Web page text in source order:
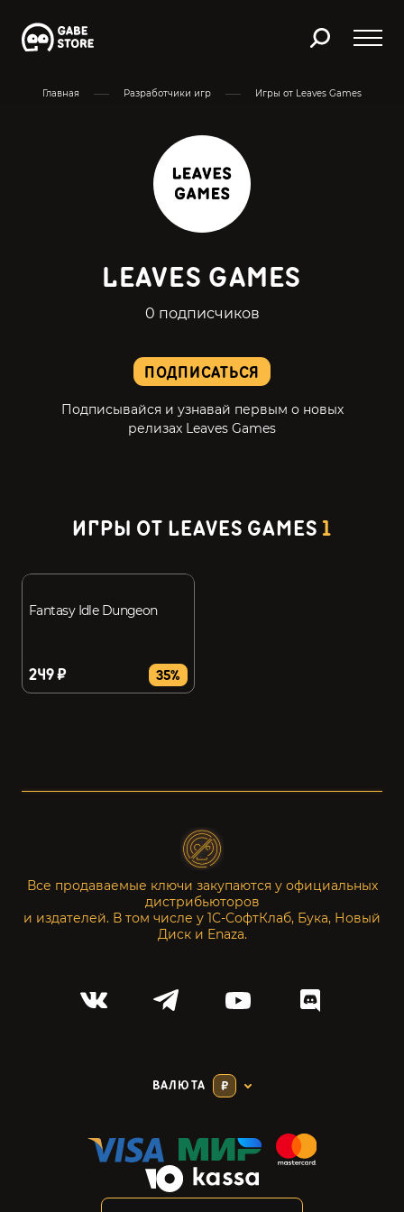
Главная Разработчики игр Игры от Leaves Games
ПОДПИСАТЬСЯ
Подписывайся и узнавай первым о новых
релизах Leaves Games
LEAVES GAMES
0 подписчиков
ИГРЫ ОТ LEAVES GAMES 1
Fantasy Idle Dungeon
249 ₽ 35%
Все продаваемые ключи закупаются у официальных
дистрибьюторов
и издателей. В том числе у 1С-СофтКлаб, Бука, Новый
Диск и Enaza.
ВАЛЮТА ₽